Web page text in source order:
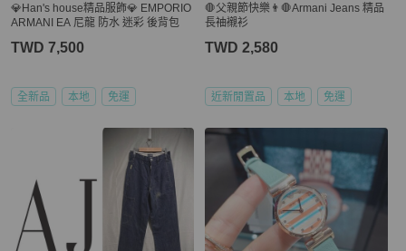
💎Han's house精品服飾💎 EMPORIO
ARMANI EA 尼龍 防水 迷彩 後背包
TWD 7,500
全新品 本地 免運
🛑父親節快樂👨🛑Armani Jeans 精品
長䄂襯衫
TWD 2,580
近新閒置品 本地 免運